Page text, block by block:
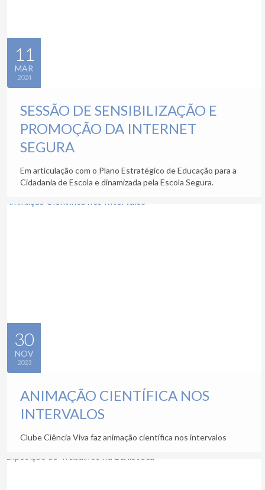
11
MAR
2024
SESSÃO DE SENSIBILIZAÇÃO E
PROMOÇÃO DA INTERNET
SEGURA
Em articulação com o Plano Estratégico de Educação para a
Cidadania de Escola e dinamizada pela Escola Segura.
30
NOV
2023
ANIMAÇÃO CIENTÍFICA NOS
INTERVALOS
Clube Ciência Viva faz animação científica nos intervalos